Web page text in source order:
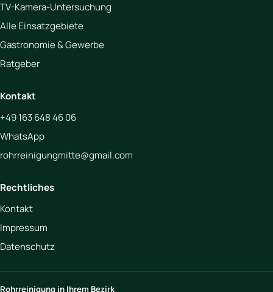
TV-Kamera-Untersuchung
Alle Einsatzgebiete
Gastronomie & Gewerbe
Ratgeber
Kontakt
+49 163 648 46 06
WhatsApp
rohrreinigungmitte@gmail.com
Rechtliches
Kontakt
Impressum
Datenschutz
Rohrreinigung in Ihrem Bezirk